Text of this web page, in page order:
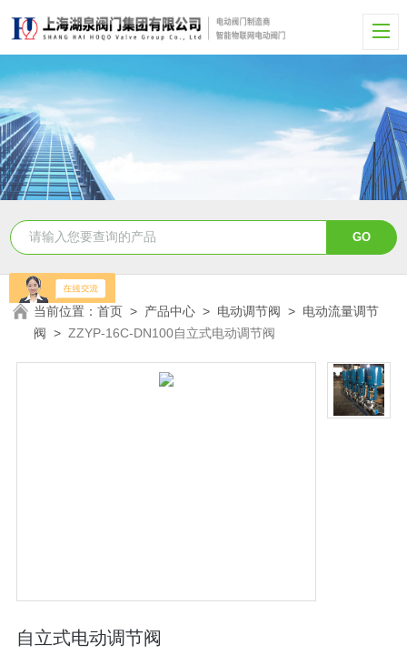
当前位置：首页 > 产品中心 > 电动调节阀 > 电动流量调节
阀 >ZZYP-16C-DN100自立式电动调节阀
自立式电动调节阀